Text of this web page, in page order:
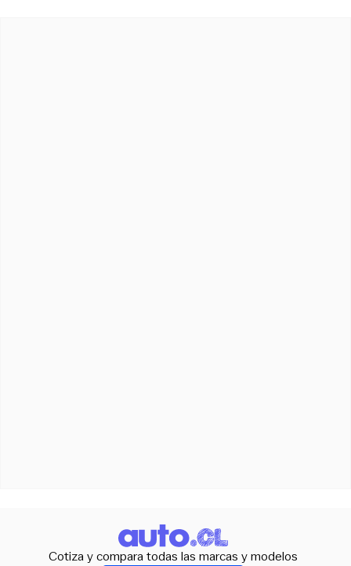
Cotiza y compara todas las marcas y modelos